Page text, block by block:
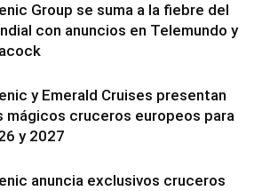
Group se suma a la fiebre del
con anuncios en Telemundo y
y Emerald Cruises presentan
mágicos cruceros europeos para
y 2027
anuncia exclusivos cruceros